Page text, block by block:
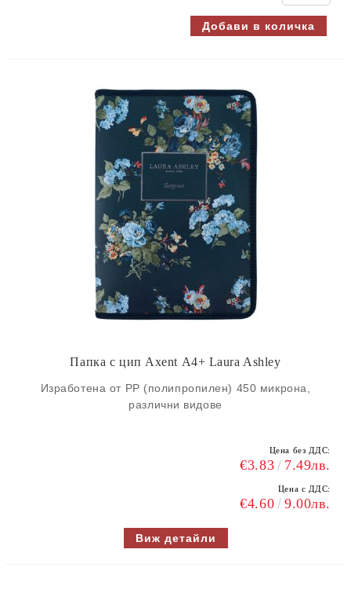
Папка с цип Axent А4+ Laura Ashley
Изработена от РР (полипропилен) 450 микрона,
различни видове
Цена без ДДС:
€3.83 7.49лв.
Цена с ДДС:
€4.60 9.00лв.
Виж детайли